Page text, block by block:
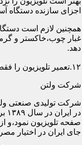
اجزای سازنده دستگاه
همچنین لازم است
غبار چوب،خاکستر و
دهد.
۱۲.تعمیر تلویزیون را فقط به سرویس کار ماهر بسپارید
شرکت ولتن
شرکت تولیدی صنعتی
صفحه تلویزیون نمود،و
جای ایران در اختیار